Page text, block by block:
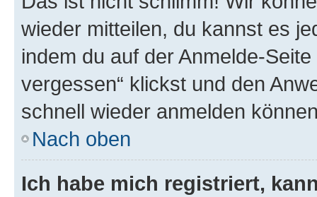
wieder mitteilen, du kannst es
indem du auf der Anmelde-
vergessen“ klickst und den
schnell wieder anmelden
Nach oben
Ich habe mich registriert,